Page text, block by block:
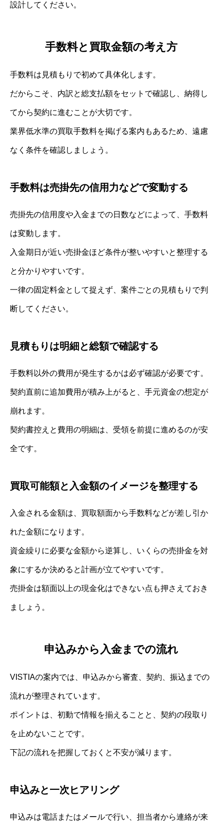
設計してください。
手数料と買取金額の考え方
手数料は見積もりで初めて具体化します。
だからこそ、内訳と総支払額をセットで確認し、納得し
てから契約に進むことが大切です。
業界低水準の買取手数料を掲げる案内もあるため、遠慮
なく条件を確認しましょう。
手数料は売掛先の信用力などで変動する
売掛先の信用度や入金までの日数などによって、手数料
は変動します。
入金期日が近い売掛金ほど条件が整いやすいと整理する
と分かりやすいです。
一律の固定料金として捉えず、案件ごとの見積もりで判
断してください。
見積もりは明細と総額で確認する
手数料以外の費用が発生するかは必ず確認が必要です。
契約直前に追加費用が積み上がると、手元資金の想定が
崩れます。
契約書控えと費用の明細は、受領を前提に進めるのが安
全です。
買取可能額と入金額のイメージを整理する
入金される金額は、買取額面から手数料などが差し引か
れた金額になります。
資金繰りに必要な金額から逆算し、いくらの売掛金を対
象にするか決めると計画が立てやすいです。
売掛金は額面以上の現金化はできない点も押さえておき
ましょう。
申込みから入金までの流れ
VISTIAの案内では、申込みから審査、契約、振込までの
流れが整理されています。
ポイントは、初動で情報を揃えることと、契約の段取り
を止めないことです。
下記の流れを把握しておくと不安が減ります。
申込みと一次ヒアリング
申込みは電話またはメールで行い、担当者から連絡が来